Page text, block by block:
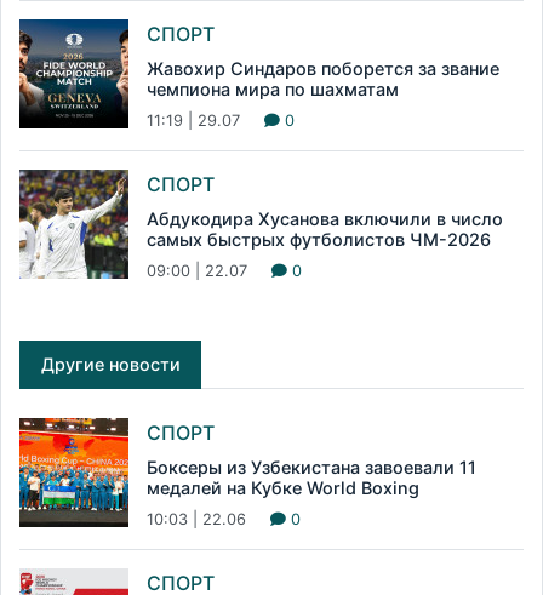
СПОРТ
Жавохир Синдаров поборется за звание
чемпиона мира по шахматам
11:19 | 29.07 0
СПОРТ
Абдукодира Хусанова включили в число
самых быстрых футболистов ЧМ-2026
09:00 | 22.07 0
Другие новости
СПОРТ
Боксеры из Узбекистана завоевали 11
медалей на Кубке World Boxing
10:03 | 22.06 0
СПОРТ